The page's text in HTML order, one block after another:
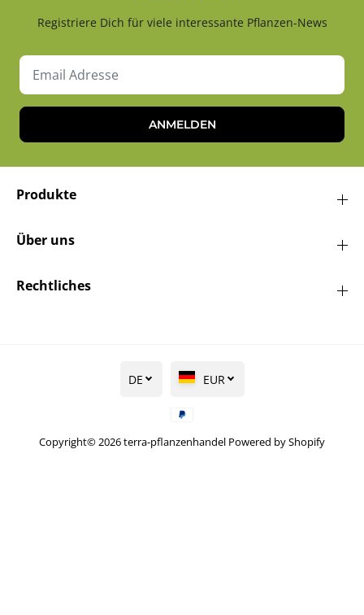
Registriere Dich für viele interessante Pflanzen-News
ANMELDEN
Produkte
Über uns
Rechtliches
Copyright© 2026terra-pflanzenhandel Powered by Shopify
DE EUR